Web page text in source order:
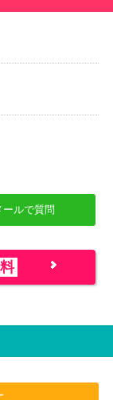
ールで質問